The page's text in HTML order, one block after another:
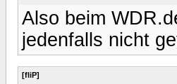
Also beim
jedenfalls nicht
[fliP]